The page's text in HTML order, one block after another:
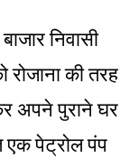
निवासी
रोजाना की तरह
अपने पुराने घर
पेट्रोल पंप